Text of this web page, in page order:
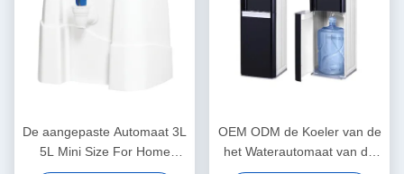
De aangepaste Automaat 3L
5L Mini Size For Home
OEM ODM de Koeler van de
het Waterautomaat van de